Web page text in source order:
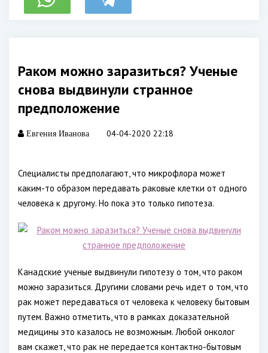
Раком можно заразиться? Ученые
снова выдвинули странное
предположение
Евгения Иванова 04-04-2020 22:18
Специалисты предполагают, что микрофлора может
каким-то образом передавать раковые клетки от одного
человека к другому. Но пока это только гипотеза.
Канадские ученые выдвинули гипотезу о том, что раком
можно заразиться. Другими словами речь идет о том, что
рак может передаваться от человека к человеку бытовым
путем. Важно отметить, что в рамках доказательной
медицины это казалось не возможным. Любой онколог
вам скажет, что рак не передается контактно-бытовым